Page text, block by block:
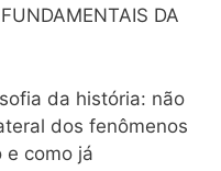
DA
da história: não
dos fenômenos
e como já